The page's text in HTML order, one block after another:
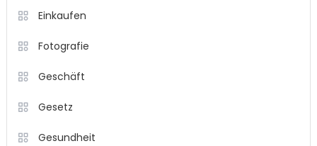
Einkaufen
Fotografie
Geschäft
Gesetz
Gesundheit